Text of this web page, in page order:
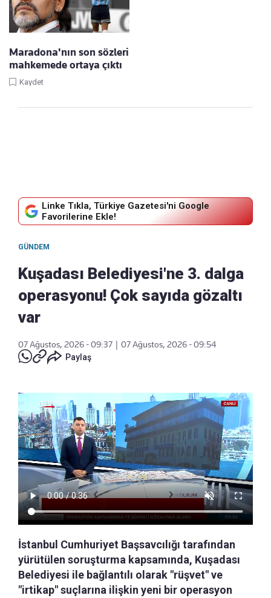
Maradona'nın son sözleri
mahkemede ortaya çıktı
Kaydet
Linke Tıkla, Türkiye Gazetesi'ni Google
Favorilerine Ekle!
GÜNDEM
Kuşadası Belediyesi'ne 3. dalga
operasyonu! Çok sayıda gözaltı
var
07 Ağustos, 2026 - 09:37
07 Ağustos, 2026 - 09:54
Paylaş
İstanbul Cumhuriyet Başsavcılığı tarafından
yürütülen soruşturma kapsamında, Kuşadası
Belediyesi ile bağlantılı olarak "rüşvet" ve
"irtikap" suçlarına ilişkin yeni bir operasyon